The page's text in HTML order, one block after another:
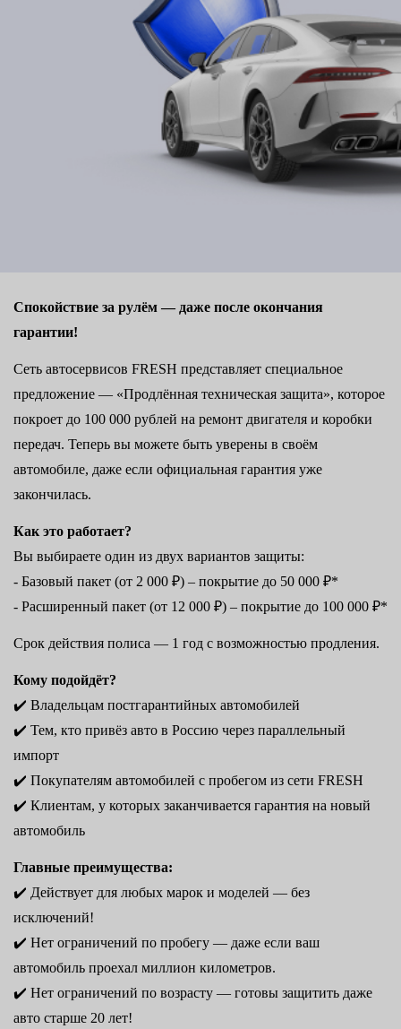
Спокойствие за рулём — даже после окончания
гарантии!
Сеть автосервисов FRESH представляет специальное
предложение — «Продлённая техническая защита», которое
покроет до 100 000 рублей на ремонт двигателя и коробки
передач. Теперь вы можете быть уверены в своём
автомобиле, даже если официальная гарантия уже
закончилась.
Как это работает?
Вы выбираете один из двух вариантов защиты:
- Базовый пакет (от 2 000 ₽) – покрытие до 50 000 ₽*
- Расширенный пакет (от 12 000 ₽) – покрытие до 100 000 ₽*
Срок действия полиса — 1 год с возможностью продления.
Кому подойдёт?
✔️ Владельцам постгарантийных автомобилей
✔️ Тем, кто привёз авто в Россию через параллельный
импорт
✔️ Покупателям автомобилей с пробегом из сети FRESH
✔️ Клиентам, у которых заканчивается гарантия на новый
автомобиль
Главные преимущества:
✔️ Действует для любых марок и моделей — без
исключений!
✔️ Нет ограничений по пробегу — даже если ваш
автомобиль проехал миллион километров.
✔️ Нет ограничений по возрасту — готовы защитить даже
авто старше 20 лет!